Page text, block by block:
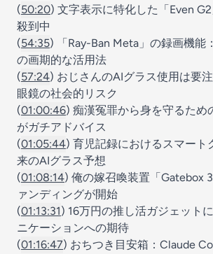
(50:20) 文字表示に特化した「Even
殺到中
(54:35) 「Ray-Ban Meta」の録画機能
の画期的な活用法
(57:24) おじさんのAIグラス使用は要
眼鏡の社会的リスク
(01:00:46) 痴漢冤罪から身を守るため
がガチアドバイス
(01:05:44) 育児記録におけるスマート
来のAIグラス予想
(01:08:14) 俺の嫁召喚装置「Gatebox
ァンディングが開始
(01:13:31) 16万円の推し活ガジェット
ニケーションへの期待
(01:16:47) おちつき目安箱：Claude